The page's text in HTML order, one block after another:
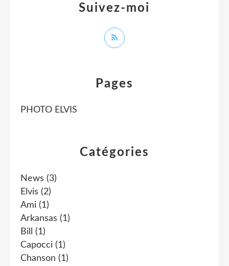
Catégories
News (3)
Elvis (2)
Ami (1)
Arkansas (1)
Bill
(1)
Capocci (1)
Chanson (1)
Pages
PHOTO ELVIS
Suivez-moi